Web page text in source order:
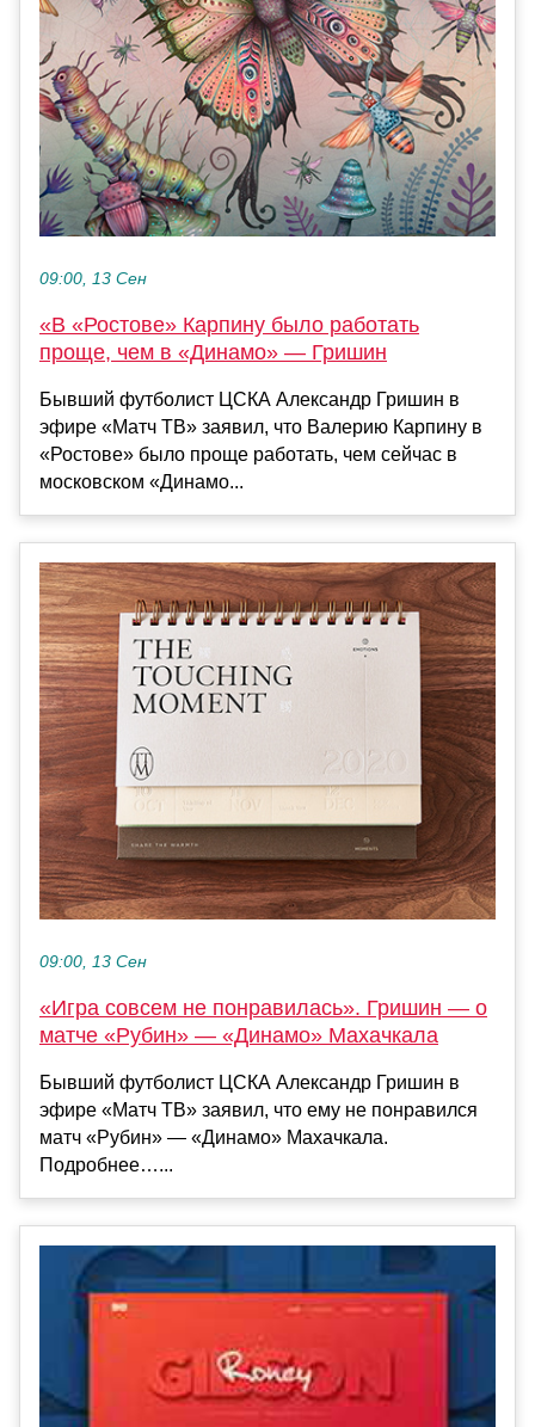
09:00, 13 Сен
«В «Ростове» Карпину было работать
проще, чем в «Динамо» — Гришин
Бывший футболист ЦСКА Александр Гришин в
эфире «Матч ТВ» заявил, что Валерию Карпину в
«Ростове» было проще работать, чем сейчас в
московском «Динамо...
09:00, 13 Сен
«Игра совсем не понравилась». Гришин — о
матче «Рубин» — «Динамо» Махачкала
Бывший футболист ЦСКА Александр Гришин в
эфире «Матч ТВ» заявил, что ему не понравился
матч «Рубин» — «Динамо» Махачкала.
Подробнее…...